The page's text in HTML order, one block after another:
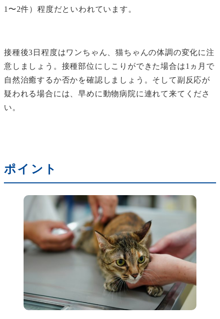
1〜2件）程度だといわれています。
接種後3日程度はワンちゃん、猫ちゃんの体調の変化に注
意しましょう。接種部位にしこりができた場合は1ヵ月で
自然治癒するか否かを確認しましょう。そして副反応が
疑われる場合には、早めに動物病院に連れて来てくださ
い。
ポイント